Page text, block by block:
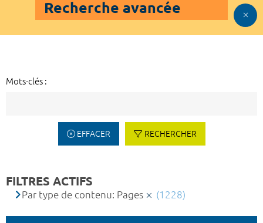
Recherche avancée
Mots-clés :
EFFACER RECHERCHER
FILTRES ACTIFS
Par type de contenu: Pages (1228)